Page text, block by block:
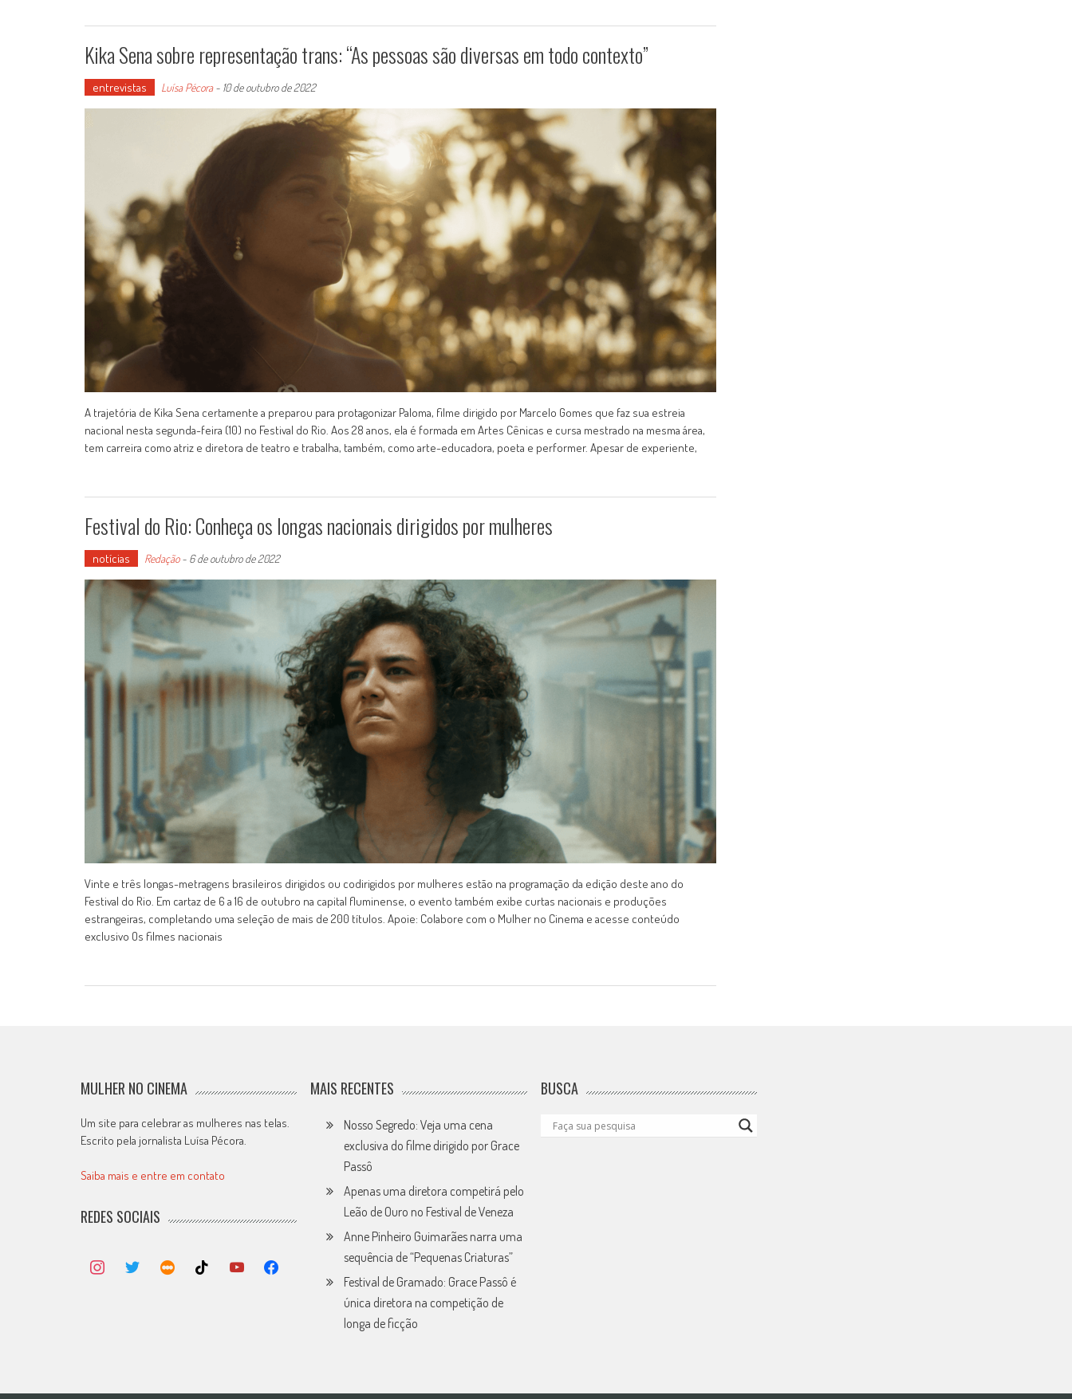
Kika Sena sobre representação trans: “As pessoas são diversas em todo contexto”
entrevistas Luísa Pécora- 10 de outubro de 2022
A trajetória de Kika Sena certamente a preparou para protagonizar Paloma, filme dirigido por Marcelo Gomes que faz sua estreia
nacional nesta segunda-feira (10) no Festival do Rio. Aos 28 anos, ela é formada em Artes Cênicas e cursa mestrado na mesma área,
tem carreira como atriz e diretora de teatro e trabalha, também, como arte-educadora, poeta e performer. Apesar de experiente,
Festival do Rio: Conheça os longas nacionais dirigidos por mulheres
notícias Redação- 6 de outubro de 2022
Vinte e três longas-metragens brasileiros dirigidos ou codirigidos por mulheres estão na programação da edição deste ano do
Festival do Rio. Em cartaz de 6 a 16 de outubro na capital fluminense, o evento também exibe curtas nacionais e produções
estrangeiras, completando uma seleção de mais de 200 títulos. Apoie: Colabore com o Mulher no Cinema e acesse conteúdo
exclusivo Os filmes nacionais
MULHER NO CINEMA
Um site para celebrar as mulheres nas telas.
Escrito pela jornalista Luísa Pécora.
Saiba mais e entre em contato
REDES SOCIAIS
MAIS RECENTES
Nosso Segredo: Veja uma cena
exclusiva do filme dirigido por Grace
Passô
Apenas uma diretora competirá pelo
Leão de Ouro no Festival de Veneza
Anne Pinheiro Guimarães narra uma
sequência de “Pequenas Criaturas”
Festival de Gramado: Grace Passô é
única diretora na competição de
longa de ficção
BUSCA